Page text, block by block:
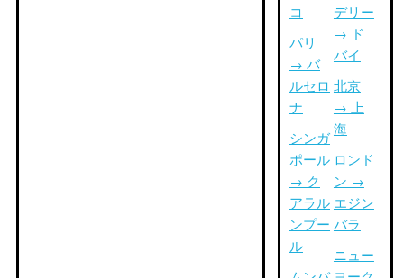
コ
パリ
→ バ
ルセロ
ナ
シンガ
ポール
→ ク
アラル
ンプー
ル
デリー
→ ド
バイ
北京
→ 上
海
ロンド
ン →
エジン
バラ
ニュー